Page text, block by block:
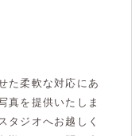
た柔軟な対応にあ
真を提供いたしま
タジオへお越しく